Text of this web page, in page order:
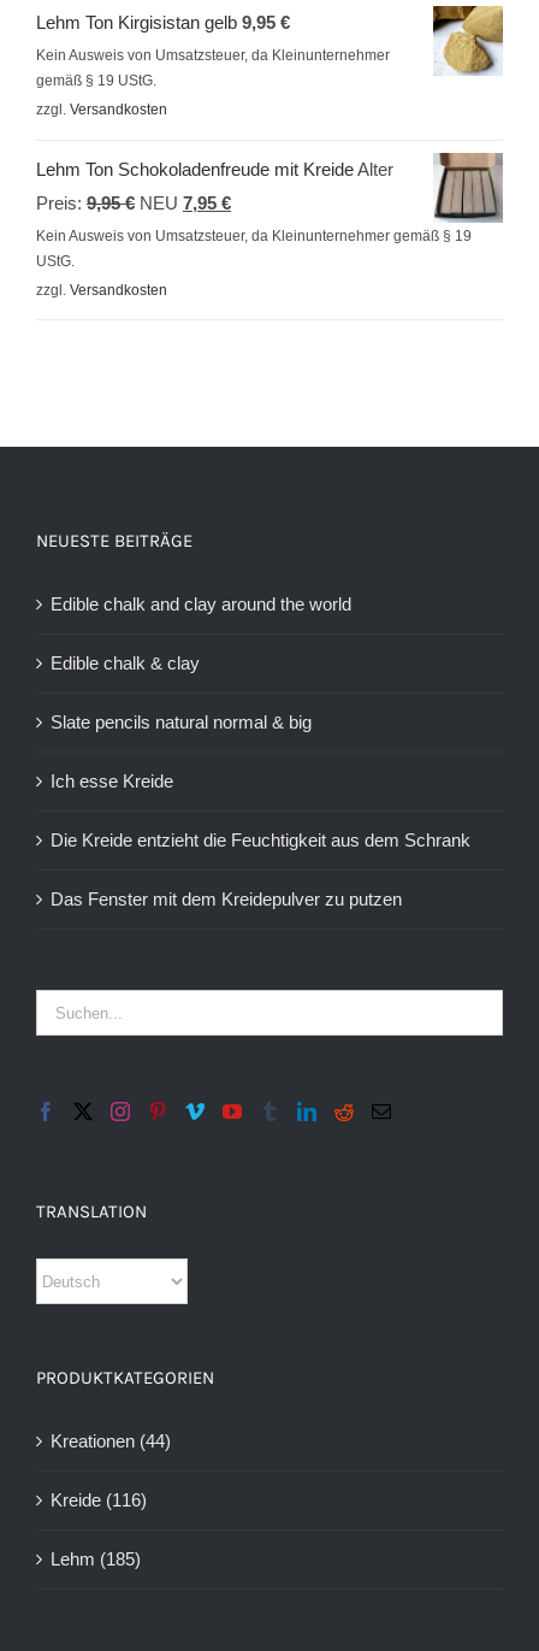
Lehm Ton Kirgisistan gelb 9,95 €
Kein Ausweis von Umsatzsteuer, da Kleinunternehmer
gemäß § 19 UStG.
zzgl. Versandkosten
Lehm Ton Schokoladenfreude mit KreideAlter
Preis: 9,95€ Ursprünglicher
Preis
NEU 7,95 €Aktueller
Preis
Kein Ausweis von Umsatzsteuer, da Kleinunternehmer gemäß § 19
UStG.
zzgl. Versandkosten
NEUESTE BEITRÄGE
Edible chalk and clay around the world
Edible chalk & clay
Slate pencils natural normal & big
Ich esse Kreide
Die Kreide entzieht die Feuchtigkeit aus dem Schrank
Das Fenster mit dem Kreidepulver zu putzen
TRANSLATION
PRODUKTKATEGORIEN
Kreationen (44)
Kreide (116)
Lehm (185)